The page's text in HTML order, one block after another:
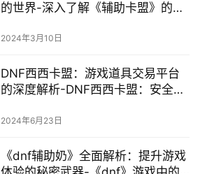
的世界-深入了解《辅助卡盟》的功
2024年3月10日
DNF西西卡盟：游戏道具交易平台
的深度解析-DNF西西卡盟：安全便
2024年6月23日
《dnf辅助奶》全面解析：提升游戏